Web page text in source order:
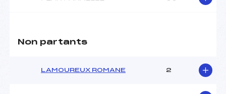
Non partants
LAMOUREUX ROMANE 2